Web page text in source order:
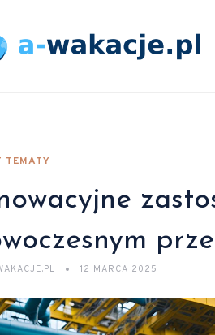
TEMATY
12 MARCA 2025